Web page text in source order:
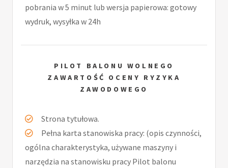
pobrania w 5 minut lub wersja papierowa: gotowy
wydruk, wysyłka w 24h
PILOT BALONU WOLNEGO
ZAWARTOŚĆ OCENY RYZYKA
ZAWODOWEGO
Strona tytułowa.
Pełna karta stanowiska pracy: (opis czynności,
ogólna charakterystyka, używane maszyny i
narzędzia na stanowisku pracy Pilot balonu